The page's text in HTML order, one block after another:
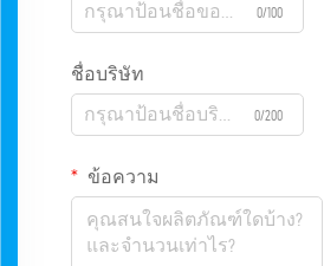
0/100
ชื่อบริษัท
0/200
ข้อความ